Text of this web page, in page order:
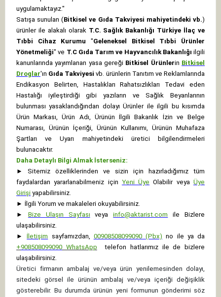
uygulamaktayız."
Satışa sunulan (Bitkisel ve Gıda Takviyesi mahiyetindeki vb.)
ürünler ile alakalı olarak T.C. Sağlık Bakanlığı Türkiye İlaç ve
Tıbbi Cihaz Kurumu "Geleneksel Bitkisel Tıbbi Ürünler
Yönetmeliği" ve T.C Gıda Tarım ve Hayvancılık Bakanlığı ilgili
kanunlarında yayımlanan yasa gereği Bitkisel Ürünlerin Bitkisel
Droglar'ın Gıda Takviyesi vb. ürünlerin Tanıtım ve Reklamlarında
Endikasyon Belirten, Hastalıkları Rahatsızlıkları Tedavi eden
Hastalığı iyileştirdiği gibi yazıların ve Sağlık Beyanlarının
bulunması yasaklandığından dolayı Ürünler ile ilgili bu kısımda
Ürün Markası, Ürün Adı, Ürünün İlgili Bakanlık İzin ve Belge
Numarası, Ürünün İçeriği, Ürünün Kullanımı, Ürünün Muhafaza
Şartları ve Uyarı mahiyetindeki üretici bilgilendirmeleri
bulunacaktır.
Daha Detaylı Bilgi Almak İsterseniz:
►
Sitemiz özelliklerinden ve sizin için hazırladığımız tüm
faydalardan yararlanabilmeniz için Yeni Üye Olabilir veyaÜye
Girişi yapabilirsiniz.
► İlgili Yorum ve makaleleri okuyabilirsiniz.
►
Bize Ulaşın Sayfası veya info@aktarist.com
ile Bizlere
ulaşabilirsiniz.
►
İletişim sayfamızdan, 00908508099090 (Pbx) no ile ya da
+908508099090 WhatsApp
telefon hatlarımız ile de bizlere
ulaşabilirsiniz.
Üretici firmanın ambalaj ve/veya ürün yenilemesinden dolayı,
sitedeki görsel ile ürünün ambalaj ve/veya içeriği değişiklik
gösterebilir. Bu durumda ürünün yeni formunun gönderimi söz